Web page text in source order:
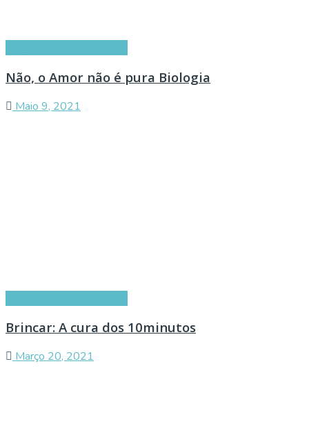
Não, o Amor não é pura Biologia
Maio 9, 2021
Brincar: A cura dos 10minutos
Março 20, 2021